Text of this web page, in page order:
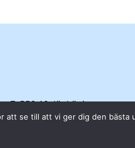
7, 553 16 Jönköping
att se till att vi ger dig den